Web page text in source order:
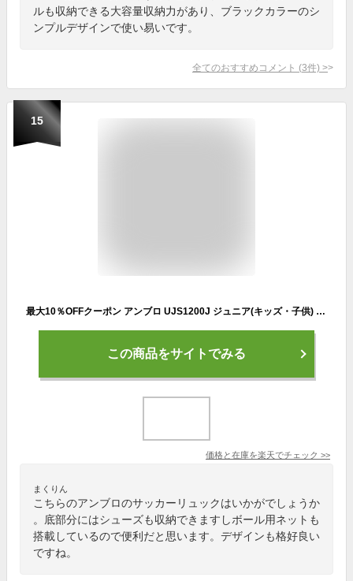
ルも収納できる大容量収納力があり、ブラックカラーのシ
ンプルデザインで使い易いです。
全てのおすすめコメント (3件) >
15
最大10％OFFクーポン アンブロ UJS1200J ジュニア(キッズ・子供) サッカー/フットサル バックパック UMBRO
この商品をサイトでみる
価格と在庫を楽天でチェック >>
まくりん
こちらのアンブロのサッカーリュックはいかがでしょうか
。底部分にはシューズも収納できますしボール用ネットも
搭載しているので便利だと思います。デザインも格好良い
ですね。